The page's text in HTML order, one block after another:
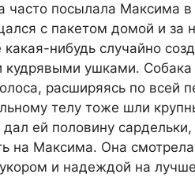
часто посылала Максима в
с пакетом домой и за
нибудь случайно
ушками. Собака
расширяясь по всей
телу тоже шли
ей половину
на Максима. Она
и надеждой на